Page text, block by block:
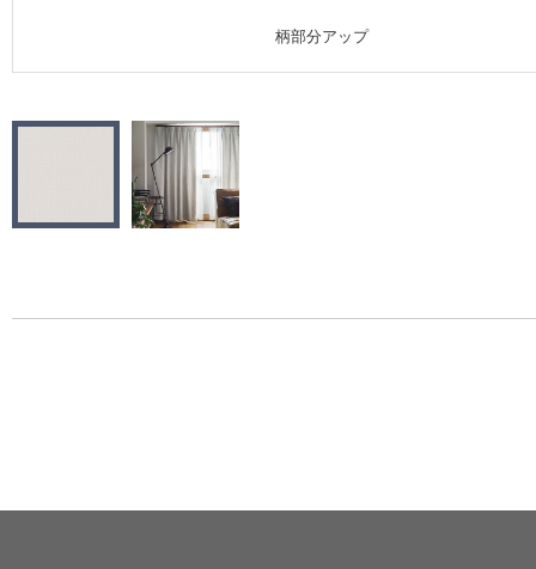
モデルハウス
新築戸建・マンション
#リリカラのある暮らし
大阪ショールーム
柄部分アップ